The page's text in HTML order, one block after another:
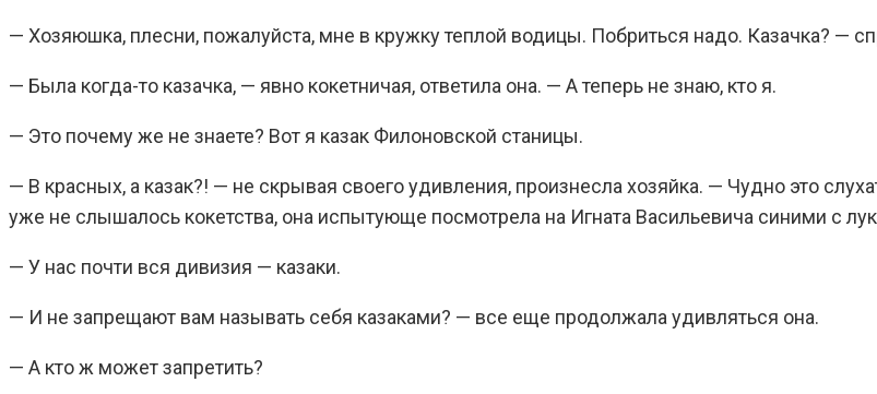
— Хозяюшка, плесни, пожалуйста, мне в кружку теплой водицы. Побриться надо. Казачка? —
— Была когда-то казачка, — явно кокетничая, ответила она. — А теперь не знаю, кто я.
— Это почему же не знаете? Вот я казак Филоновской станицы.
— В красных, а казак?! — не скрывая своего удивления, произнесла хозяйка. — Чудно это
уже не слышалось кокетства, она испытующе посмотрела на Игната Васильевича синими с
— У нас почти вся дивизия — казаки.
— И не запрещают вам называть себя казаками? — все еще продолжала удивляться она.
— А кто ж может запретить?